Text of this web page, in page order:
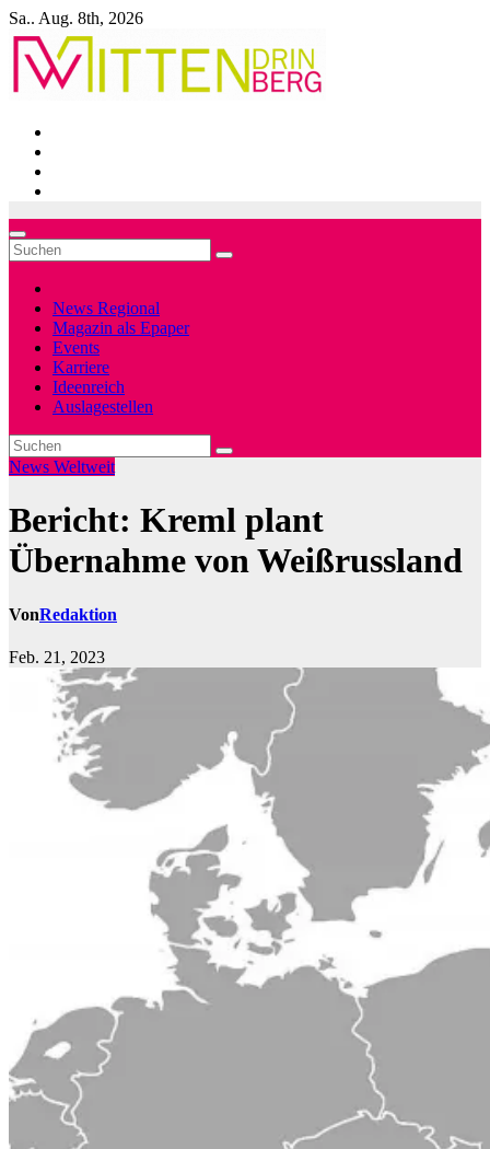
Zum
Inhalt
springen
Sa.. Aug. 8th, 2026
News Regional
Magazin als Epaper
Events
Karriere
Ideenreich
Auslagestellen
News Weltweit
Bericht: Kreml plant
Übernahme von Weißrussland
VonRedaktion
Feb. 21, 2023